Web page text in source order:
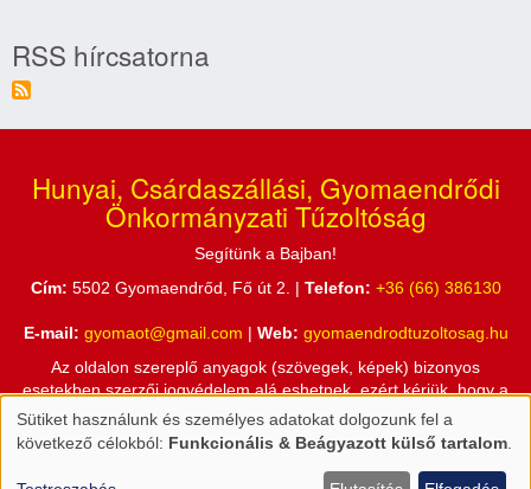
RSS hírcsatorna
Hunyai, Csárdaszállási, Gyomaendrődi
Önkormányzati Tűzoltóság
Segítünk a Bajban!
Cím: 5502 Gyomaendrőd, Fő út 2. | Telefon: +36 (66) 386130
E-mail: gyomaot@gmail.com Web: gyomaendrodtuzoltosag.hu
Az oldalon szereplő anyagok (szövegek, képek) bizonyos
esetekben szerzői jogvédelem alá eshetnek, ezért kérjük, hogy a
honlapon található információkat csak a Hunyai, Csárdaszállási,
Gyomaendrődi Önkormányzati Tűzoltóság engedélyével használja
Személyes
Sütiket használunk és személyes adatokat dolgozunk fel a
következő célokból: Funkcionális & Beágyazott külső tartalom